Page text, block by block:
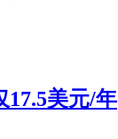
17.5美元/年